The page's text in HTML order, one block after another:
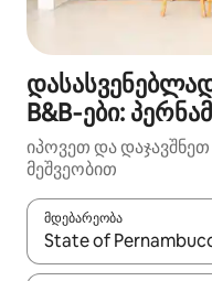
B&B‑ები:
იპოვეთ და დაჯავშნეთ
მეშვეობით
მდებარეობა
როცა შედეგები